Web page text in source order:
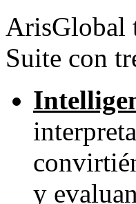
ArisGlobal
Suite con
y